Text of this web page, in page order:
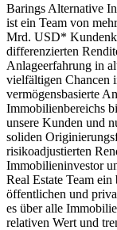
Barings Alternative
ist ein Team von
Mrd. USD*
differenzierten
Anlageerfahrung in
vielfältigen Chancen
vermögensbasierte
Immobilienbereichs
unsere Kunden und
soliden
risikoadjustierten
Immobilieninvestor
Real Estate Team
öffentlichen und
es über alle
relativen Wert und